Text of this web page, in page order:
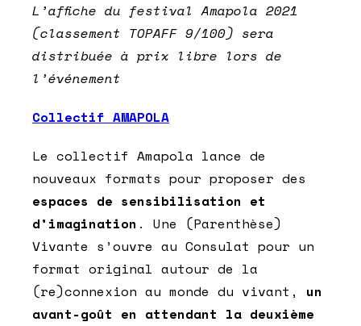
L’affiche du festival Amapola 2021
(classement TOPAFF 9/100) sera
distribuée à prix libre lors de
l’événement
Collectif AMAPOLA
Le collectif Amapola lance de
nouveaux formats pour proposer des
espaces de sensibilisation et
d’imagination . Une (Parenthèse)
Vivante s’ouvre au Consulat pour un
format original autour de la
(re)connexion au monde du vivant,
un
avant-goût en attendant la deuxième